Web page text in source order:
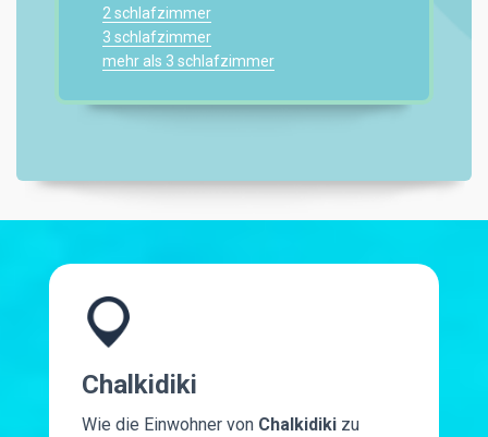
2 schlafzimmer
3 schlafzimmer
mehr als 3 schlafzimmer
Chalkidiki
Wie die Einwohner von Chalkidiki zu